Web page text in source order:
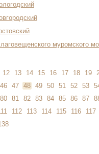
муромского
12 13 14 15 16 17 18 19
46 47 48 49 50 51 52 53
80 81 82 83 84 85 86 87
112 113 114 115 116 117